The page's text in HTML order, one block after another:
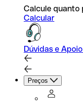
Calcule quanto
Calcular
Dúvidas e
Preços